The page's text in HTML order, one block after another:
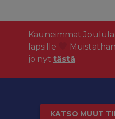
Kauneimmat
lapsille
jo nyt tästä.
KATSO MUUT